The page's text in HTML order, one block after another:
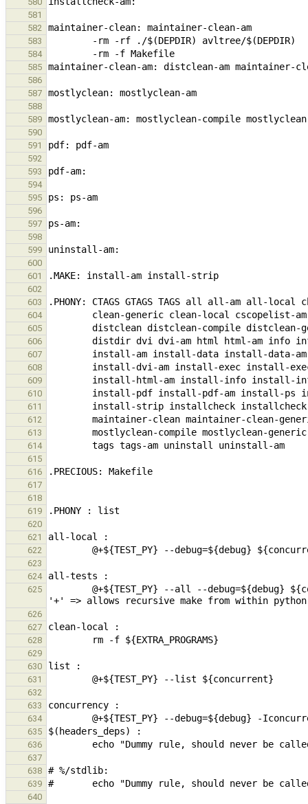
581
582
583
584
585
586
587
588
589
590
591
592
593
594
595
596
597
598
599
600
601
602
603
604
605
606
607
608
609
610
611
612
613
614
615
616
617
618
619
620
621
622
623
624
625
626
627
628
629
630
631
632
633
634
635
636
637
638
639
640